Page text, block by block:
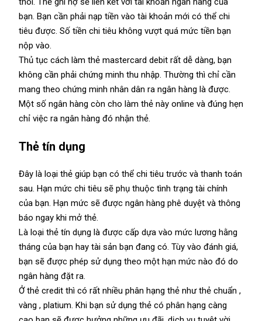
bạn. Bạn cần phải nạp tiền vào tài khoản mới có thể chi
tiêu được. Số tiền chi tiêu không vượt quá mức tiền bạn
nộp vào.
Thủ tục cách làm thẻ mastercard debit rất dễ dàng, bạn
không cần phải chứng minh thu nhập. Thường thì chỉ cần
mang theo chứng minh nhân dân ra ngân hàng là được.
Một số ngân hàng còn cho làm thẻ này online và đúng hẹn
chỉ việc ra ngân hàng đó nhận thẻ.
Thẻ tín dụng
Đây là loại thẻ giúp bạn có thể chi tiêu trước và thanh toán
sau. Hạn mức chi tiêu sẽ phụ thuộc tình trạng tài chính
của bạn. Hạn mức sẽ được ngân hàng phê duyệt và thông
báo ngay khi mở thẻ.
Là loại thẻ tín dụng là được cấp dựa vào mức lương hằng
tháng của bạn hay tài sản bạn đang có. Tùy vào đánh giá,
bạn sẽ được phép sử dụng theo một hạn mức nào đó do
ngân hàng đặt ra.
Ở thẻ credit thì có rất nhiều phân hạng thẻ như thẻ chuẩn ,
vàng , platium. Khi bạn sử dụng thẻ có phân hạng càng